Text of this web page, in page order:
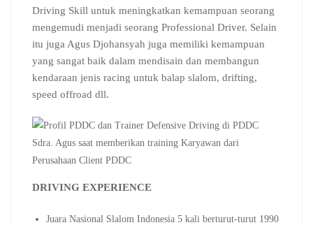
Driving Skill untuk meningkatkan kemampuan seorang
mengemudi menjadi seorang Professional Driver. Selain
itu juga Agus Djohansyah juga memiliki kemampuan
yang sangat baik dalam mendisain dan membangun
kendaraan jenis racing untuk balap slalom, drifting,
speed offroad dll.
Sdra. Agus saat memberikan training Karyawan dari
Perusahaan Client PDDC
DRIVING EXPERIENCE
Juara Nasional Slalom Indonesia 5 kali berturut-turut 1990